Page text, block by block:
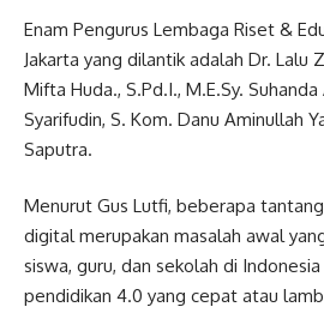
Enam Pengurus Lembaga Riset &
Jakarta yang dilantik adalah Dr. Lalu
Mifta Huda., S.Pd.I., M.E.Sy.
Syarifudin, S. Kom. Danu Aminullah
Saputra.
Menurut Gus Lutfi, beberapa
digital merupakan masalah awal
siswa, guru, dan sekolah di
pendidikan 4.0 yang cepat atau